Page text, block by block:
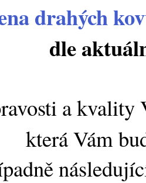
drahých
dle
a kvality
která Vám